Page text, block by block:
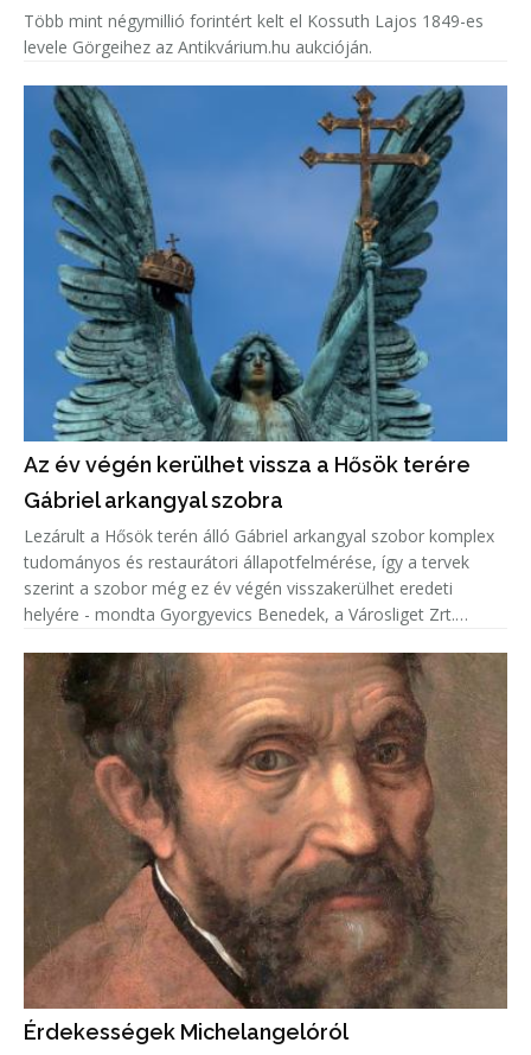
Több mint négymillió forintért kelt el Kossuth Lajos 1849-es
levele Görgeihez az Antikvárium.hu aukcióján.
Az év végén kerülhet vissza a Hősök terére
Gábriel arkangyal szobra
Lezárult a Hősök terén álló Gábriel arkangyal szobor komplex
tudományos és restaurátori állapotfelmérése, így a tervek
szerint a szobor még ez év végén visszakerülhet eredeti
helyére - mondta Gyorgyevics Benedek, a Városliget Zrt.
Érdekességek Michelangelóról